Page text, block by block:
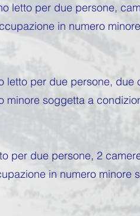
letto per due persone,
in numero
letto per due persone, due
minore soggetta a
per due persone, 2
in numero minore